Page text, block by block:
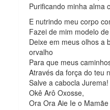
Purificando minha alma
E nutrindo meu corpo
Fazei de mim modelo
Deixe em meus olhos a
orvalho
Para que meus
Através da força do teu
Salve a cabocla Jurema!
Okê Arô Oxosse,
Ora Ora Aie Ie o Mamãe